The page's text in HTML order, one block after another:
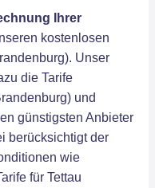
Ihrer
kostenlosen
Unser
die Tarife
und
günstigsten Anbieter
berücksichtigt der
wie
für Tettau